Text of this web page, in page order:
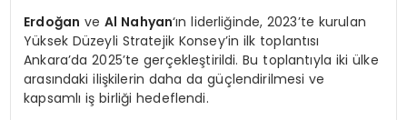
Erdoğan veAl Nahyan‘ın liderliğinde, 2023’te kurulan
Yüksek Düzeyli Stratejik Konsey’in ilk toplantısı
Ankara’da 2025’te gerçekleştirildi. Bu toplantıyla iki ülke
arasındaki ilişkilerin daha da güçlendirilmesi ve
kapsamlı iş birliği hedeflendi.